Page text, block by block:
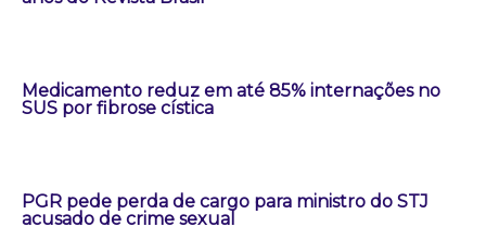
Medicamento reduz em até 85% internações no
SUS por fibrose cística
PGR pede perda de cargo para ministro do STJ
acusado de crime sexual